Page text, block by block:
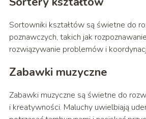
Sortowniki kształtów są świetne do
poznawczych, takich jak
rozwiązywanie problemów i
Zabawki muzyczne
Zabawki muzyczne są świetne do
i kreatywności. Maluchy uwielbiają